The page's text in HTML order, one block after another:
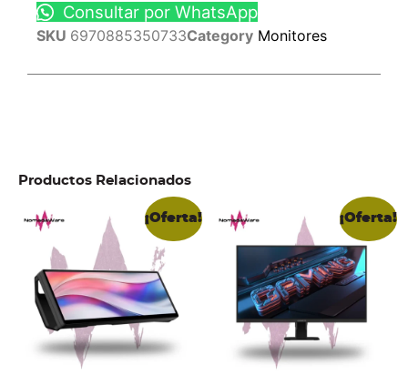
Consultar por WhatsApp
SKU 6970885350733Category Monitores
Productos Relacionados
¡Oferta! ¡Oferta!